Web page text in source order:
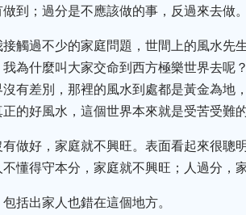
到；過分是不應該做的事，反過來去做
觸過不少的家庭問題，世間上的風水先
為什麼叫大家交命到西方極樂世界去呢
有差別，那裡的風水到處都是黃金為地
的好風水，這個世界本來就是受苦受難的
做好，家庭就不興旺。表面看起來很聰
懂得守本分，家庭就不興旺；人過分，
括出家人也錯在這個地方。